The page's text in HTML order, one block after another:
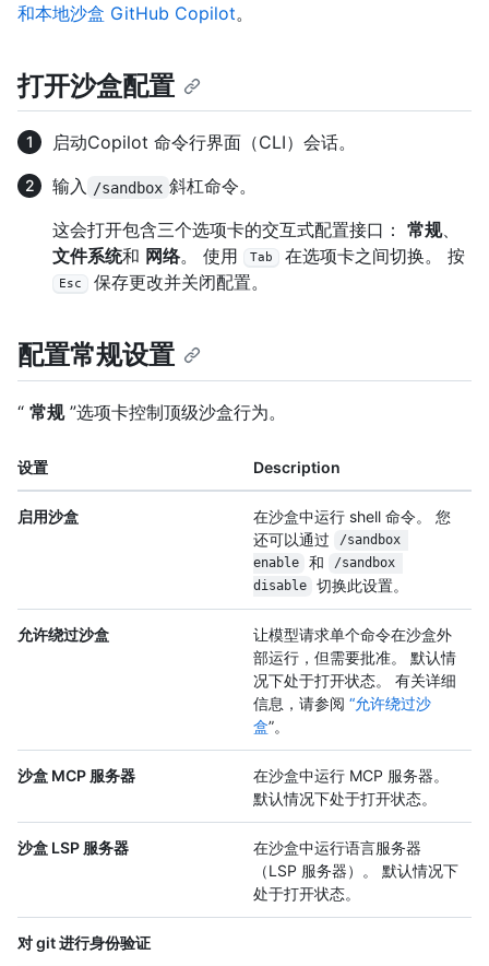
和本地沙盒 GitHub Copilot。
打开沙盒配置
启动Copilot 命令行界面（CLI）会话。
输入 /sandbox 斜杠命令。
这会打开包含三个选项卡的交互式配置接口： 常规、
文件系统和 网络。 使用 Tab 在选项卡之间切换。 按
Esc 保存更改并关闭配置。
配置常规设置
“ 常规”选项卡控制顶级沙盒行为。
设置 Description
启用沙盒
在沙盒中运行 shell 命令。 您
还可以通过
/sandbox
enable
和
/sandbox
disable
切换此设置。
允许绕过沙盒
让模型请求单个命令在沙盒外
部运行，但需要批准。 默认情
况下处于打开状态。 有关详细
信息，请参阅 “允许绕过沙
盒”。
沙盒 MCP 服务器
在沙盒中运行 MCP 服务器。
默认情况下处于打开状态。
沙盒 LSP 服务器
在沙盒中运行语言服务器
（LSP 服务器）。 默认情况下
处于打开状态。
对 git 进行身份验证